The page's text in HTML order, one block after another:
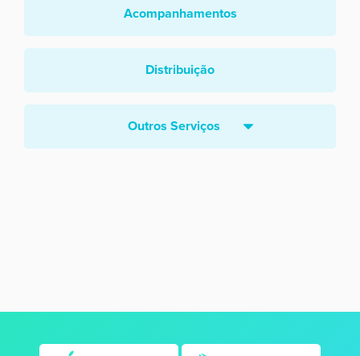
Acompanhamentos
Distribuição
Outros Serviços